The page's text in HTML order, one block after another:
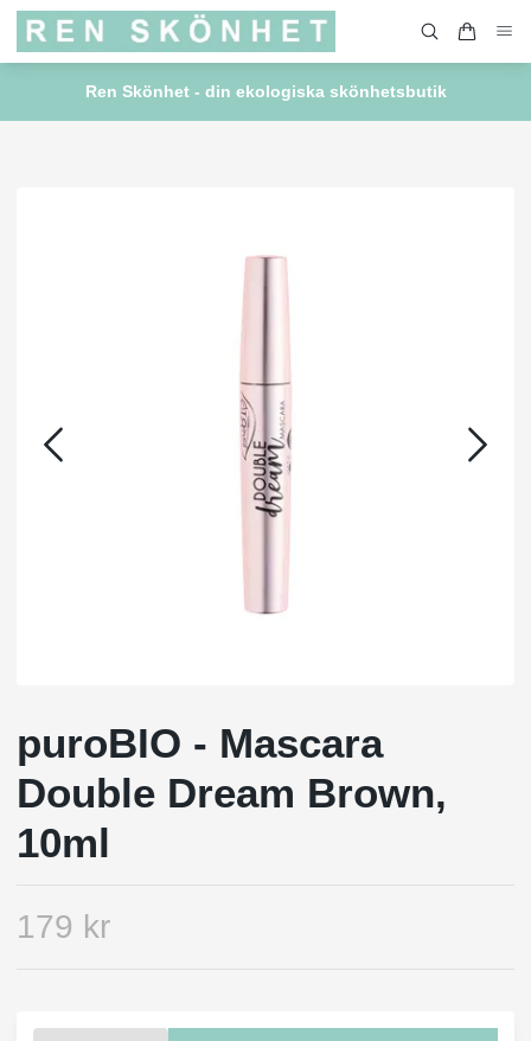
Ren Skönhet - din ekologiska skönhetsbutik
puroBIO - Mascara
Double Dream Brown,
10ml
179 kr